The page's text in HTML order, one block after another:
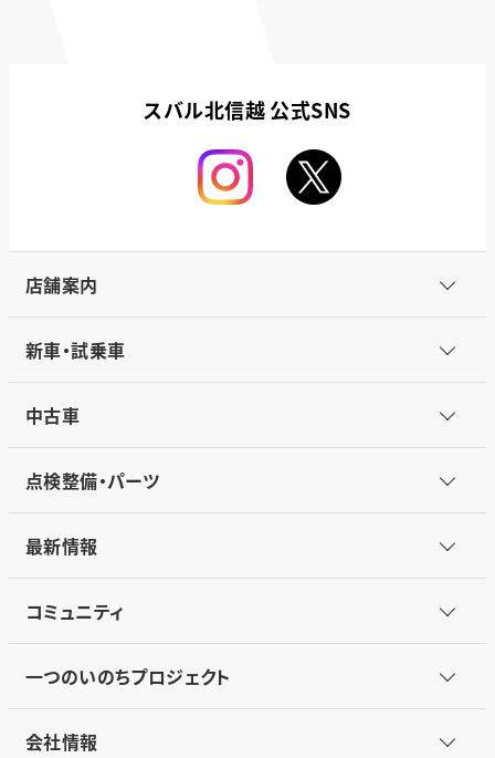
スバル北信越 公式SNS
店舗案内
新車・試乗車
中古車
点検整備・パーツ
最新情報
コミュニティ
一つのいのちプロジェクト
会社情報